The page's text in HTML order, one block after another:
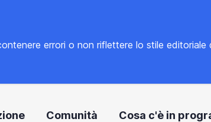
errori o non riflettere lo stile editoriale
Comunità Cosa c'è in